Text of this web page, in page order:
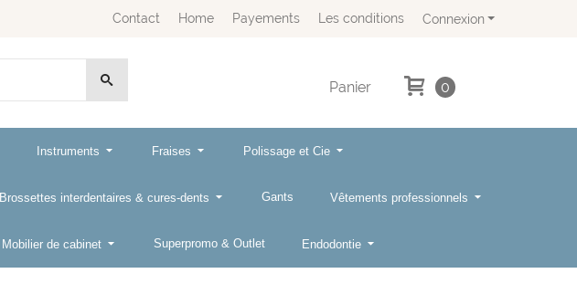
Connexion
Contact Home Payements Les conditions
Panier 0
Instruments Fraises Polissage et Cie
Brossettes interdentaires & cures-dents Gants Vêtements professionnels
Mobilier de cabinet Superpromo & Outlet Endodontie